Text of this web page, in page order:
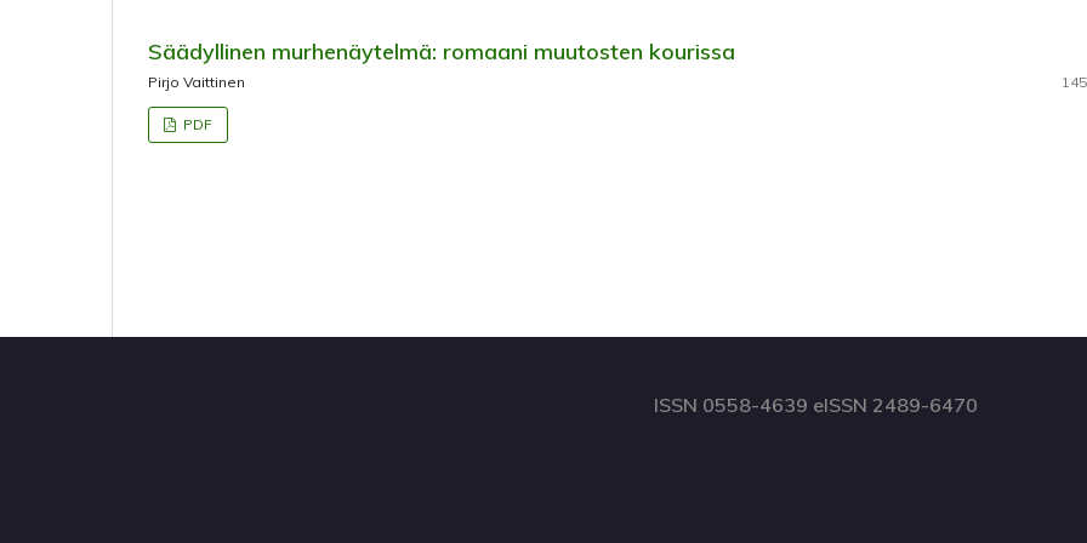
Säädyllinen murhenäytelmä: romaani muutosten kourissa
Pirjo Vaittinen
PDF
ISSN 0558-4639 eISSN 2489-6470